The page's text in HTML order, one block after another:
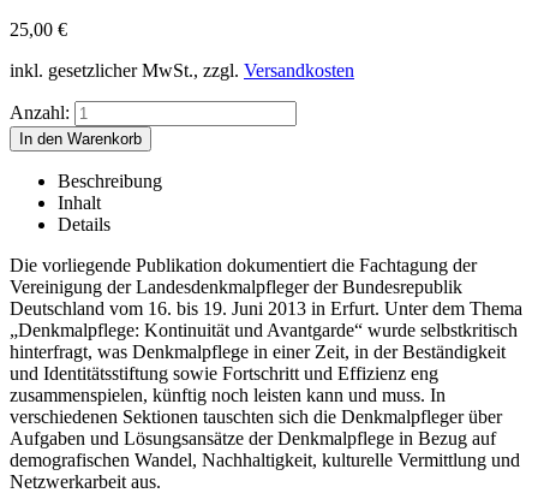
25,00 €
inkl. gesetzlicher MwSt., zzgl. Versandkosten
Anzahl:
Beschreibung
Inhalt
Details
Die vorliegende Publikation dokumentiert die Fachtagung der
Vereinigung der Landesdenkmalpfleger der Bundesrepublik
Deutschland vom 16. bis 19. Juni 2013 in Erfurt. Unter dem Thema
„Denkmalpflege: Kontinuität und Avantgarde“ wurde selbstkritisch
hinterfragt, was Denkmalpflege in einer Zeit, in der Beständigkeit
und Identitätsstiftung sowie Fortschritt und Effizienz eng
zusammenspielen, künftig noch leisten kann und muss. In
verschiedenen Sektionen tauschten sich die Denkmalpfleger über
Aufgaben und Lösungsansätze der Denkmalpflege in Bezug auf
demografischen Wandel, Nachhaltigkeit, kulturelle Vermittlung und
Netzwerkarbeit aus.